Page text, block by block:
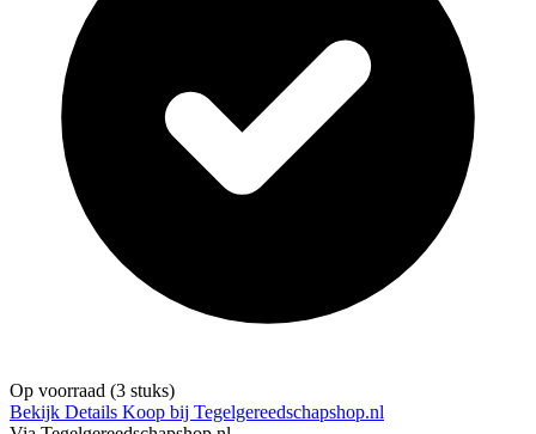
Op voorraad (3 stuks)
Bekijk Details Koop bij Tegelgereedschapshop.nl